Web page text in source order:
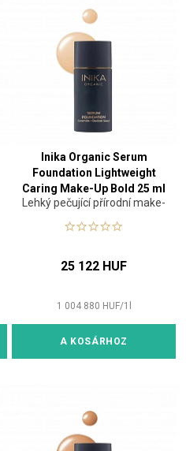
Inika Organic Serum
Foundation Lightweight
Caring Make-Up Bold 25 ml
Lehký pečující přírodní make-
25 122 HUF
1 004 880 HUF/1
A KOSÁRHOZ